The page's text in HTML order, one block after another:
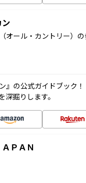
オール・カントリー）
』の公式ガイドブック
深掘りします。
ＰＡＮ